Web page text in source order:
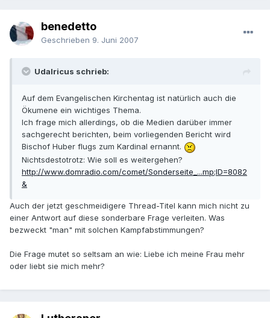
benedetto
Geschrieben 9. Juni 2007
Udalricus schrieb:
Auf dem Evangelischen Kirchentag ist natürlich auch die
Ökumene ein wichtiges Thema.
Ich frage mich allerdings, ob die Medien darüber immer
sachgerecht berichten, beim vorliegenden Bericht wird
Bischof Huber flugs zum Kardinal ernannt.
Nichtsdestotrotz: Wie soll es weitergehen?
http://www.domradio.com/comet/Sonderseite_...mp;ID=8082
&
Auch der jetzt geschmeidigere Thread-Titel kann mich nicht zu
einer Antwort auf diese sonderbare Frage verleiten. Was
bezweckt "man" mit solchen Kampfabstimmungen?
Die Frage mutet so seltsam an wie: Liebe ich meine Frau mehr
oder liebt sie mich mehr?